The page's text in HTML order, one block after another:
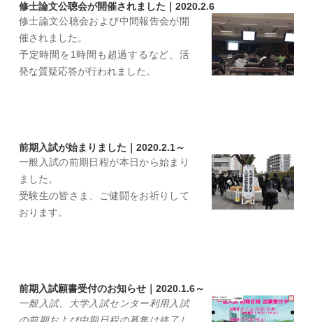
修士論文公聴会が開催されました｜2020.2.6
修士論文公聴会および中間報告会が開
催されました。
予定時間を1時間も超過するなど、活
発な質疑応答が行われました。
前期入試が始まりました｜2020.2.1～
一般入試の前期日程が本日から始まり
ました。
受験生の皆さま、ご健闘をお祈りして
おります。
前期入試願書受付のお知らせ｜2020.1.6～
一般入試、大学入試センター利用入試